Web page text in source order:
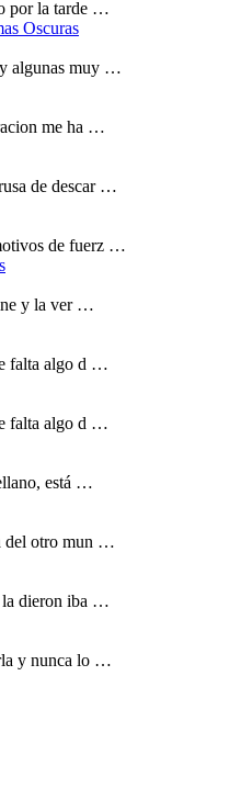
por la tarde …
Oscuras
y algunas muy …
me ha …
de descar …
de fuerz …
y la ver …
falta algo d …
falta algo d …
está …
del otro mun …
la dieron iba …
y nunca lo …